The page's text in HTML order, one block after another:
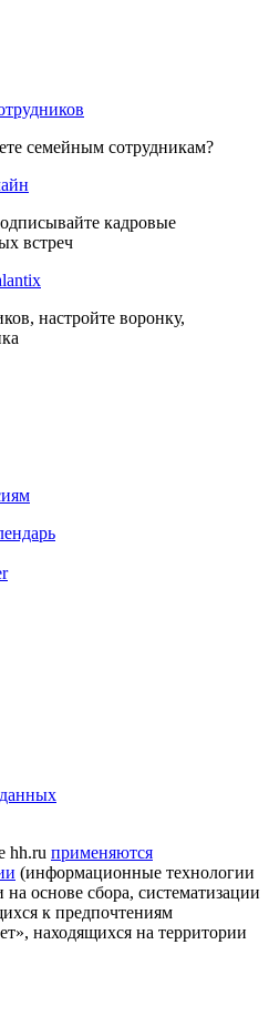
семейным сотрудникам?
кадровые
встреч
настройте воронку,
hh.ru применяются
(информационные технологии
основе сбора, систематизации
к предпочтениям
находящихся на территории